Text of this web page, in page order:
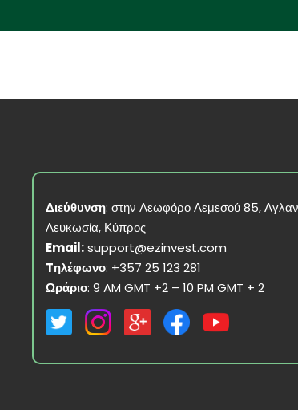
Διεύθυνση: στην Λεωφόρο Λεμεσού 85,
Λευκωσία, Κύπρος
Email: support@ezinvest.com
Tηλέφωνο: +357 25 123 281
Ωράριο: 9 AM GMT +2 – 10 PM GMT + 2